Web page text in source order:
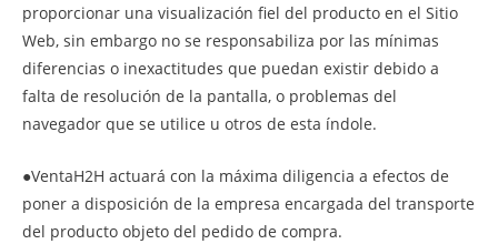
proporcionar una visualización fiel del producto en el Sitio
Web, sin embargo no se responsabiliza por las mínimas
diferencias o inexactitudes que puedan existir debido a
falta de resolución de la pantalla, o problemas del
navegador que se utilice u otros de esta índole.
●VentaH2H actuará con la máxima diligencia a efectos de
poner a disposición de la empresa encargada del transporte
del producto objeto del pedido de compra.